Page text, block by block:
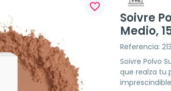
favorite_border
Soivre
Medio,
Referencia:
Soivre Polvo
que realza tu